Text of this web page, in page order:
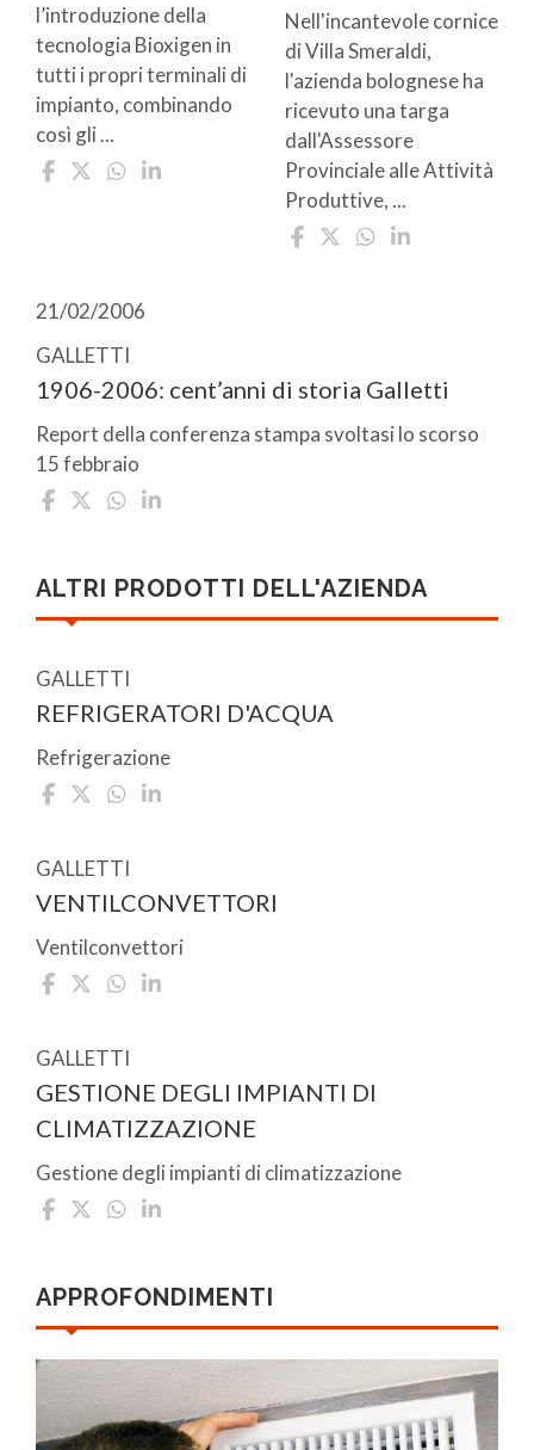
l’introduzione della
tecnologia Bioxigen in
tutti i propri terminali di
impianto, combinando
così gli ...
Nell'incantevole cornice
di Villa Smeraldi,
l'azienda bolognese ha
ricevuto una targa
dall'Assessore
Provinciale alle Attività
Produttive, ...
21/02/2006
GALLETTI
1906-2006: cent’anni di storia Galletti
Report della conferenza stampa svoltasi lo scorso
15 febbraio
ALTRI PRODOTTI DELL'AZIENDA
GALLETTI
REFRIGERATORI D'ACQUA
Refrigerazione
GALLETTI
VENTILCONVETTORI
Ventilconvettori
GALLETTI
GESTIONE DEGLI IMPIANTI DI
CLIMATIZZAZIONE
Gestione degli impianti di climatizzazione
APPROFONDIMENTI